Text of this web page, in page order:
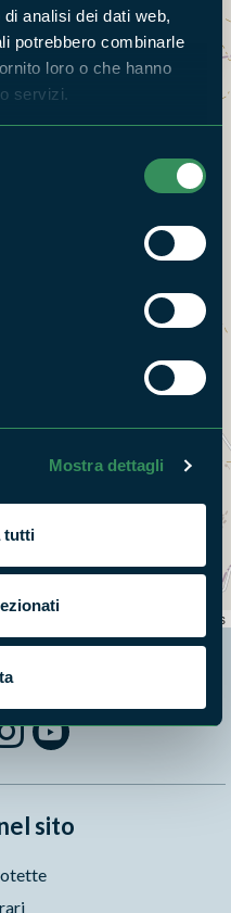
analisi dei dati web,
potrebbero combinarle
loro o che hanno
servizi.
Mostra dettagli
tutti
contributors
ufficiali
sito